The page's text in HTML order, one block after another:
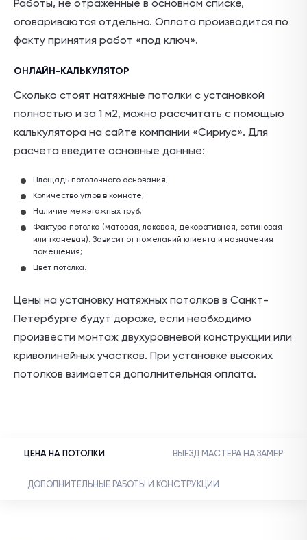
Работы, не отраженные в основном списке,
оговариваются отдельно. Оплата производится по
факту принятия работ «под ключ».
ОНЛАЙН-КАЛЬКУЛЯТОР
Сколько стоят натяжные потолки с установкой
полностью и за 1 м2, можно рассчитать с помощью
калькулятора на сайте компании «Сириус». Для
расчета введите основные данные:
Площадь потолочного основания;
Количество углов в комнате;
Наличие межэтажных труб;
Фактура потолка (матовая, лаковая, декоративная, сатиновая
или тканевая). Зависит от пожеланий клиента и назначения
помещения;
Цвет потолка.
Цены на установку натяжных потолков в Санкт-
Петербурге будут дороже, если необходимо
произвести монтаж двухуровневой конструкции или
криволинейных участков. При установке высоких
потолков взимается дополнительная оплата.
ЦЕНА НА ПОТОЛКИ ВЫЕЗД МАСТЕРА НА ЗАМЕР
ДОПОЛНИТЕЛЬНЫЕ РАБОТЫ И КОНСТРУКЦИИ